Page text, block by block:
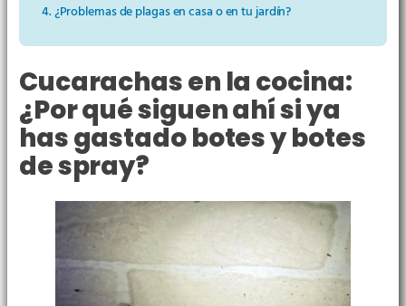
▶︎
4. ¿Problemas de plagas en casa o en tu jardín?
Cucarachas en la cocina:
¿Por qué siguen ahí si ya
has gastado botes y botes
de spray?